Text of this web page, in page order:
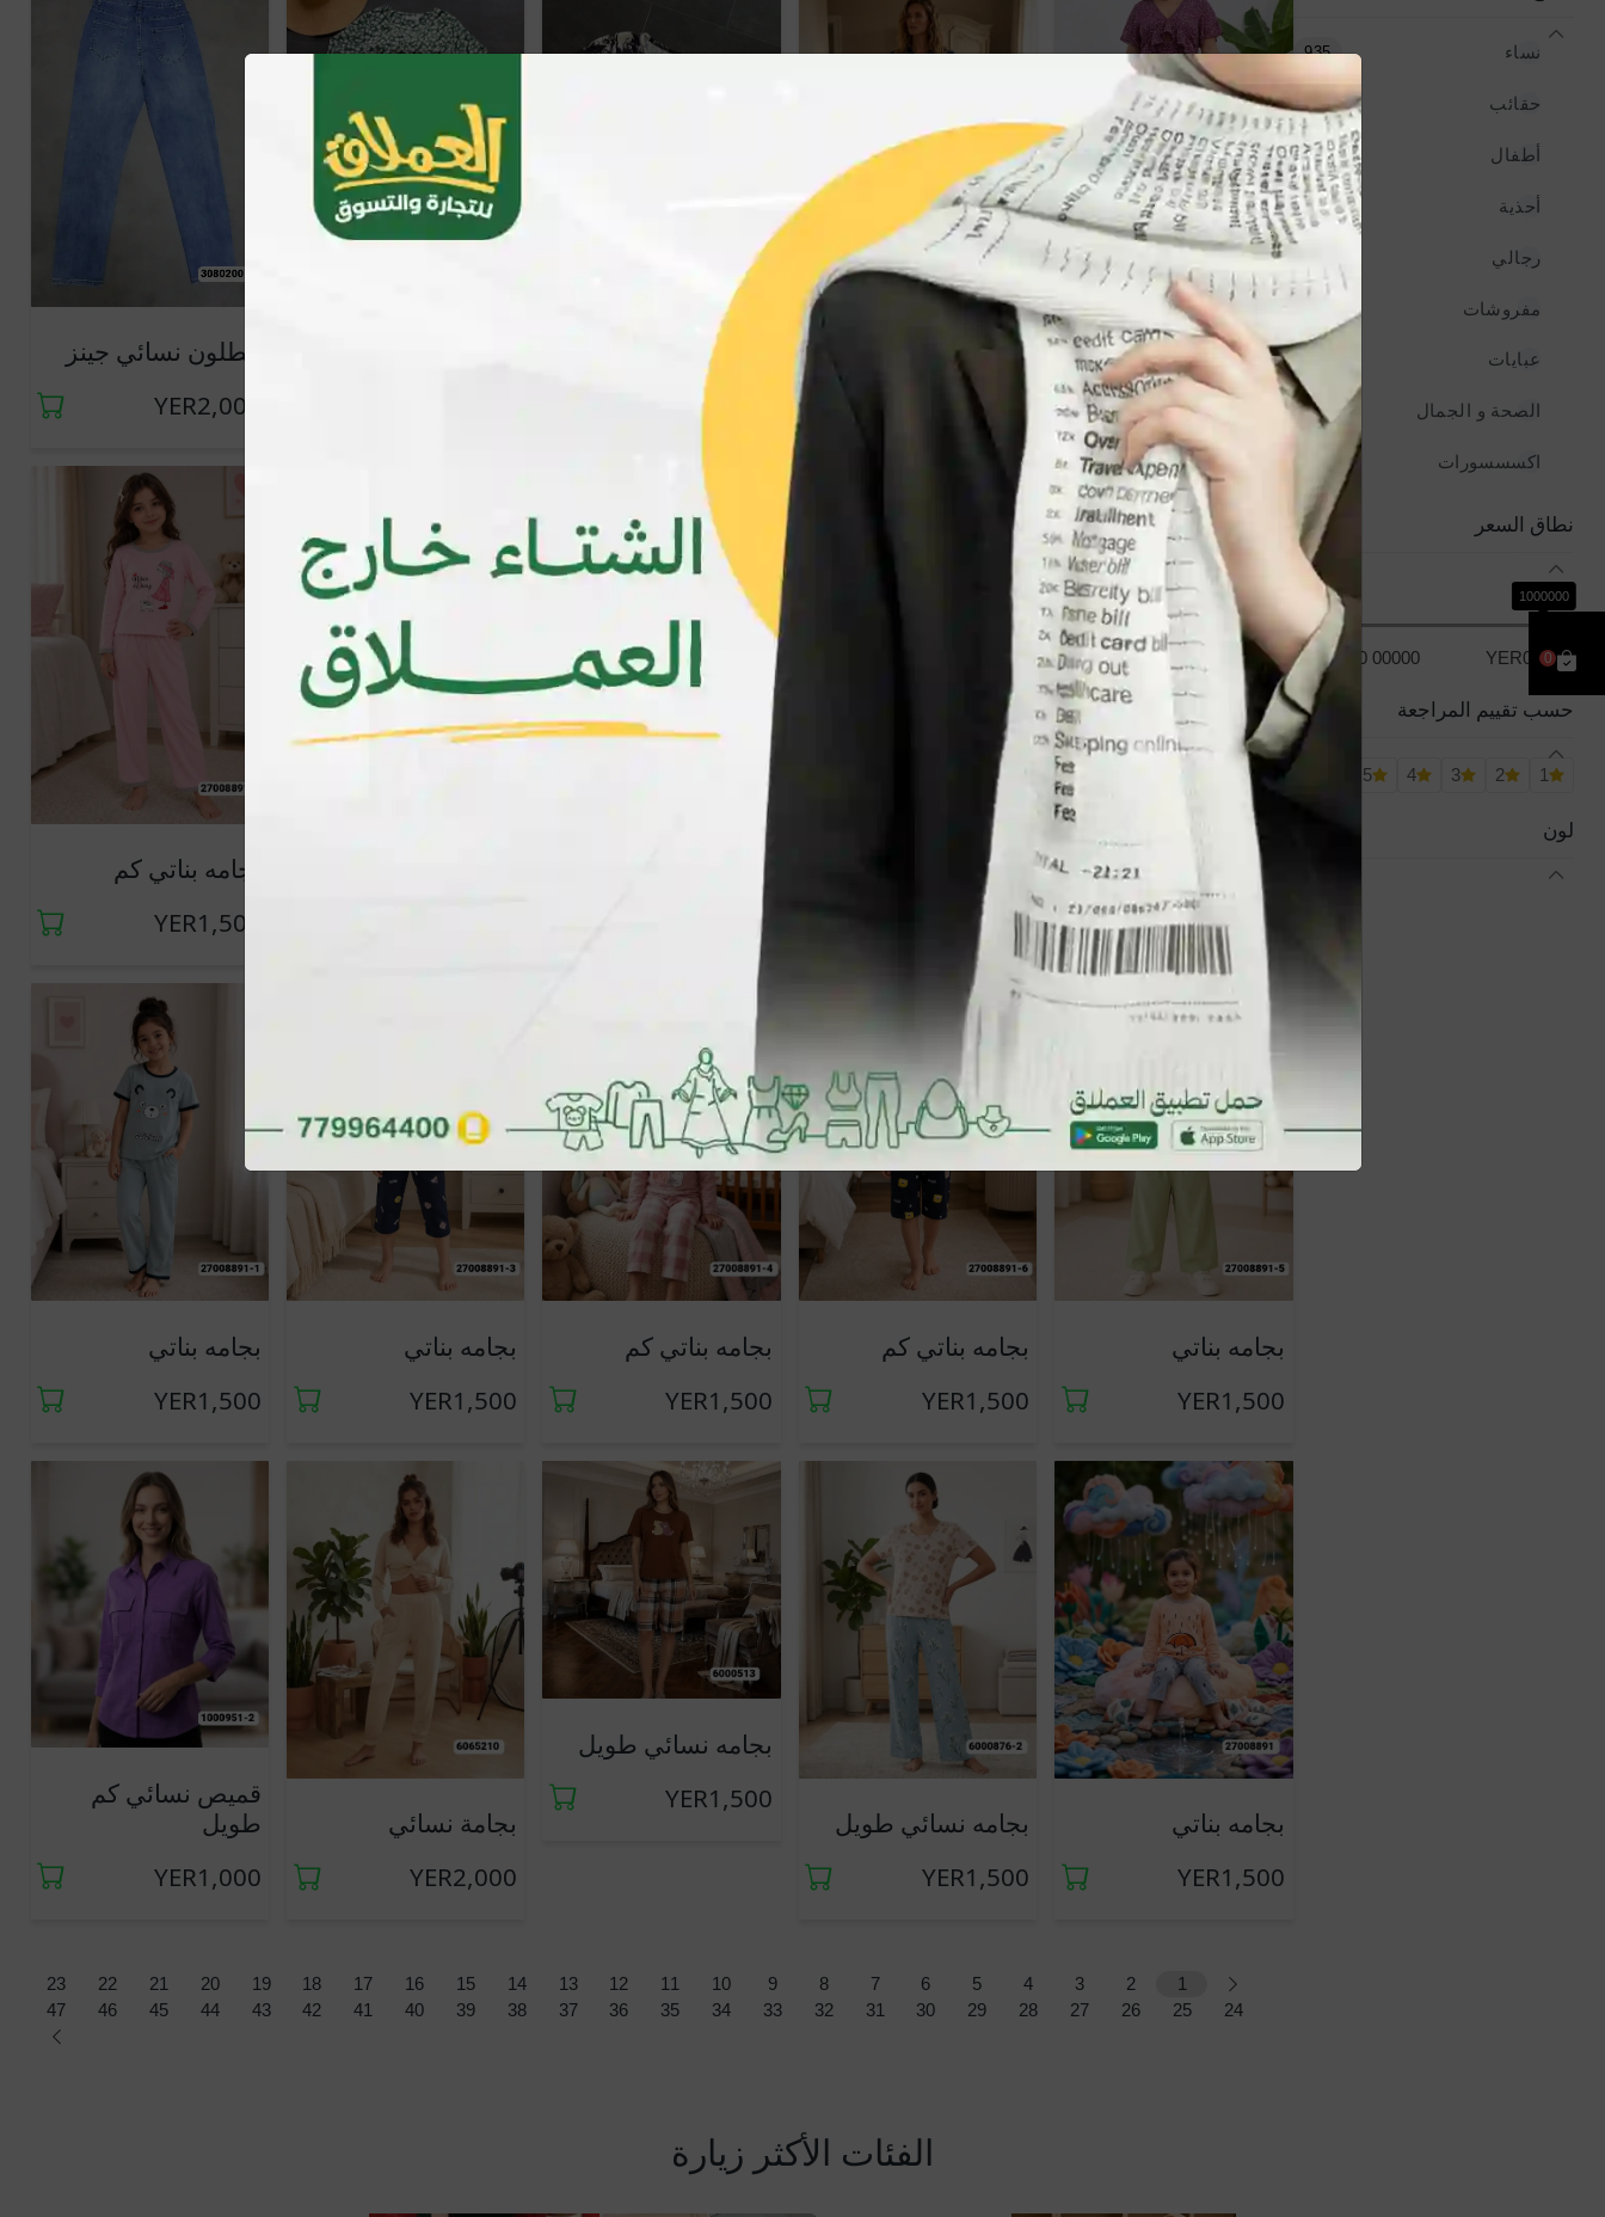
0
نساء 935
حقائب 935
أطفال 935
أحذية 935
رجالي
مفروشات
عبايات
الصحة و الجمال 935
اكسسسورات 935
نطاق السعر
1000000
YER0.00
YER10 00000
حسب تقييم المراجعة
1
2
3
4
5
لون
فستان نسائي قصير
YER1,500
جديد
فستان نسائي طويل
YER1,500
فستان نسائي قصير
YER1,500
بنطلون نسائي جينز
YER2,000
بنطلون نسائي جينز
YER2,500
بجامه بناتي كم
YER1,500
جديد
بجامه بناتي كم
YER1,500
بجامه بناتي كم
YER1,500
بجامه بناتي
YER1,500
بجامه بناتي كم
YER1,500
بجامه بناتي كم
YER1,500
بجامه بناتي
YER1,500
بجامه بناتي
YER1,500
بجامه بناتي
YER1,500
بجامه نسائي طويل
YER1,500
بجامه نسائي طويل
YER1,500
بجامة نسائي
YER2,000
قميص نسائي كم
طويل
YER1,000
1
2
3
4
5
6
7
8
9
10
11
12
13
14
15
16
17
18
19
20
21
22
23
24
25
26
27
28
29
30
31
32
33
34
35
36
37
38
39
40
41
42
43
44
45
46
47
الفئات الأكثر زيارة